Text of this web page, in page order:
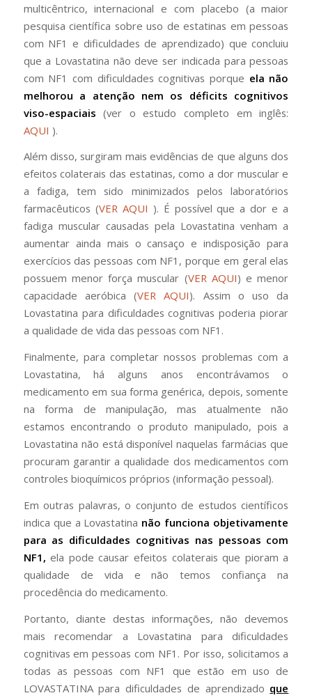
multicêntrico, internacional e com placebo (a maior
pesquisa científica sobre uso de estatinas em pessoas
com NF1 e dificuldades de aprendizado) que concluiu
que a Lovastatina não deve ser indicada para pessoas
com NF1 com dificuldades cognitivas porque ela não
melhorou a atenção nem os déficits cognitivos
viso-espaciais (ver o estudo completo em inglês:
AQUI ).
Além disso, surgiram mais evidências de que alguns dos
efeitos colaterais das estatinas, como a dor muscular e
a fadiga, tem sido minimizados pelos laboratórios
farmacêuticos (VER AQUI ). É possível que a dor e a
fadiga muscular causadas pela Lovastatina venham a
aumentar ainda mais o cansaço e indisposição para
exercícios das pessoas com NF1, porque em geral elas
possuem menor força muscular (VER AQUI) e menor
capacidade aeróbica (VER AQUI). Assim o uso da
Lovastatina para dificuldades cognitivas poderia piorar
a qualidade de vida das pessoas com NF1.
Finalmente, para completar nossos problemas com a
Lovastatina, há alguns anos encontrávamos o
medicamento em sua forma genérica, depois, somente
na forma de manipulação, mas atualmente não
estamos encontrando o produto manipulado, pois a
Lovastatina não está disponível naquelas farmácias que
procuram garantir a qualidade dos medicamentos com
controles bioquímicos próprios (informação pessoal).
Em outras palavras, o conjunto de estudos científicos
indica que a Lovastatina não funciona objetivamente
para as dificuldades cognitivas nas pessoas com
NF1, ela pode causar efeitos colaterais que pioram a
qualidade de vida e não temos confiança na
procedência do medicamento.
Portanto, diante destas informações, não devemos
mais recomendar a Lovastatina para dificuldades
cognitivas em pessoas com NF1. Por isso, solicitamos a
todas as pessoas com NF1 que estão em uso de
LOVASTATINA para dificuldades de aprendizado que